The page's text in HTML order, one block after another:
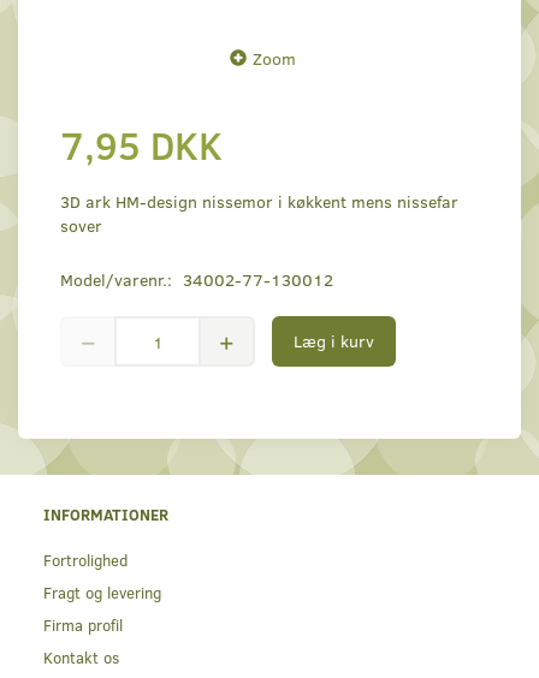
Zoom
7,95 DKK
3D ark HM-design nissemor i køkkent mens nissefar
sover
Model/varenr.: 34002-77-130012
Læg i kurv
INFORMATIONER
Fortrolighed
Fragt og levering
Firma profil
Kontakt os